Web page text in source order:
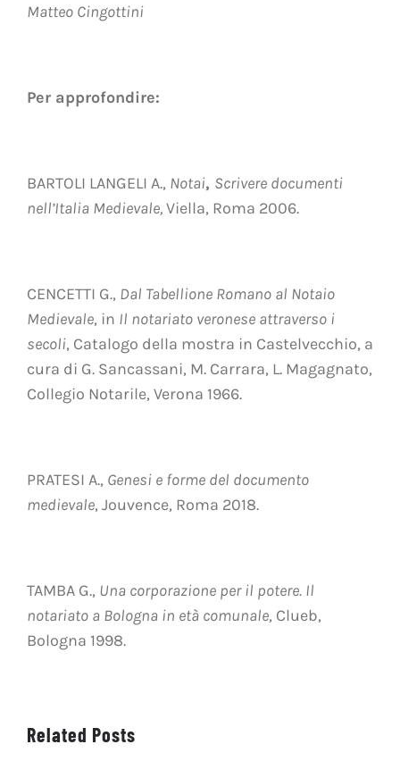
Matteo Cingottini
Per approfondire:
BARTOLI LANGELI A., Notai, Scrivere documenti
nell’Italia Medievale,Viella, Roma 2006.
CENCETTI G., Dal Tabellione Romano al Notaio
Medievale, in Il notariato veronese attraverso i
secoli, Catalogo della mostra in Castelvecchio, a
cura di G. Sancassani, M. Carrara, L. Magagnato,
Collegio Notarile, Verona 1966.
PRATESI A., Genesi e forme del documento
medievale, Jouvence, Roma 2018.
TAMBA G., Una corporazione per il potere. Il
notariato a Bologna in età comunale, Clueb,
Bologna 1998.
Related Posts